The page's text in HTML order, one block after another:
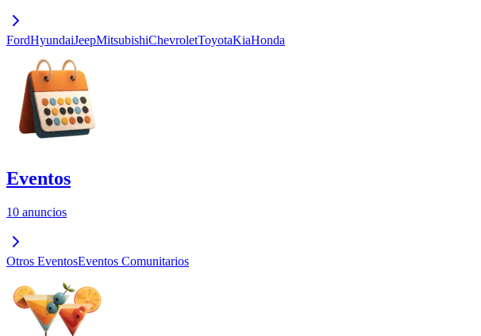
FordHyundaiJeepMitsubishiChevroletToyotaKiaHonda
Eventos
10 anuncios
Otros EventosEventos Comunitarios